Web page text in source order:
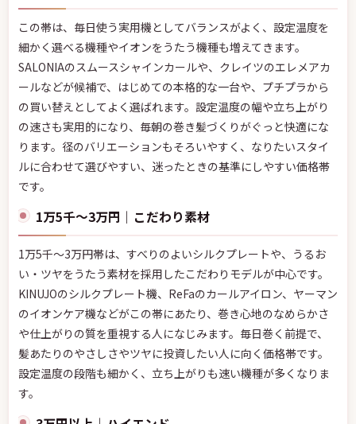
この帯は、毎日使う実用機としてバランスがよく、設定温度を
細かく選べる機種やイオンをうたう機種も増えてきます。
SALONIAのスムースシャインカールや、クレイツのエレメアカ
ールなどが候補で、はじめての本格的な一台や、プチプラから
の買い替えとしてよく選ばれます。設定温度の幅や立ち上がり
の速さも実用的になり、毎朝の巻き髪づくりがぐっと快適にな
ります。径のバリエーションもそろいやすく、なりたいスタイ
ルに合わせて選びやすい、迷ったときの基準にしやすい価格帯
です。
1万5千〜3万円｜こだわり素材
1万5千〜3万円帯は、すべりのよいシルクプレートや、うるお
い・ツヤをうたう素材を採用したこだわりモデルが中心です。
KINUJOのシルクプレート機、ReFaのカールアイロン、ヤーマン
のイオンケア機などがこの帯にあたり、巻き心地のなめらかさ
や仕上がりの質を重視する人になじみます。毎日巻く前提で、
髪あたりのやさしさやツヤに投資したい人に向く価格帯です。
設定温度の段階も細かく、立ち上がりも速い機種が多くなりま
す。